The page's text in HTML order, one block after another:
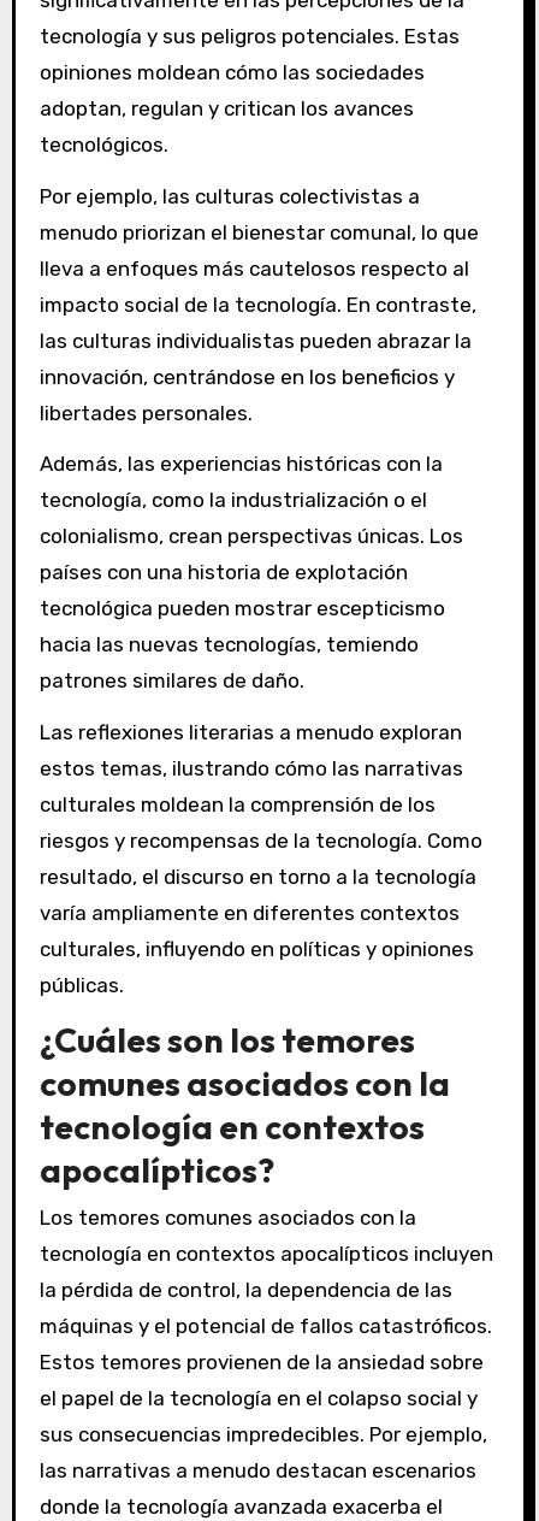
tecnología y sus peligros potenciales. Estas
opiniones moldean cómo las sociedades
adoptan, regulan y critican los avances
tecnológicos.
Por ejemplo, las culturas colectivistas a
menudo priorizan el bienestar comunal, lo que
lleva a enfoques más cautelosos respecto al
impacto social de la tecnología. En contraste,
las culturas individualistas pueden abrazar la
innovación, centrándose en los beneficios y
libertades personales.
Además, las experiencias históricas con la
tecnología, como la industrialización o el
colonialismo, crean perspectivas únicas. Los
países con una historia de explotación
tecnológica pueden mostrar escepticismo
hacia las nuevas tecnologías, temiendo
patrones similares de daño.
Las reflexiones literarias a menudo exploran
estos temas, ilustrando cómo las narrativas
culturales moldean la comprensión de los
riesgos y recompensas de la tecnología. Como
resultado, el discurso en torno a la tecnología
varía ampliamente en diferentes contextos
culturales, influyendo en políticas y opiniones
públicas.
¿Cuáles son los temores
comunes asociados con la
tecnología en contextos
apocalípticos?
Los temores comunes asociados con la
tecnología en contextos apocalípticos incluyen
la pérdida de control, la dependencia de las
máquinas y el potencial de fallos catastróficos.
Estos temores provienen de la ansiedad sobre
el papel de la tecnología en el colapso social y
sus consecuencias impredecibles. Por ejemplo,
las narrativas a menudo destacan escenarios
donde la tecnología avanzada exacerba el